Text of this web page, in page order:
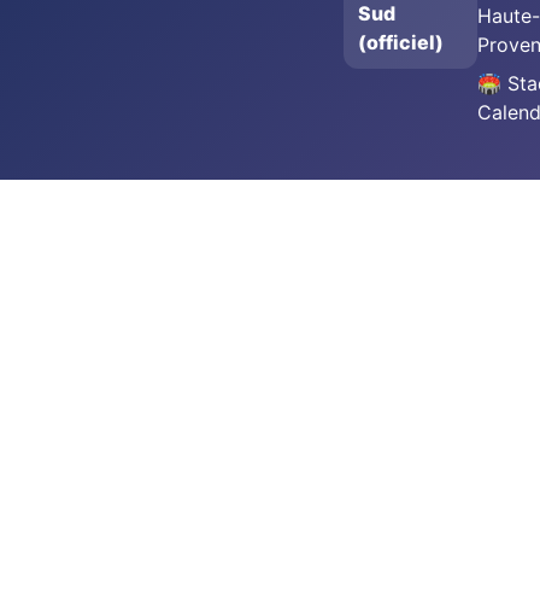
Sud
(officiel)
Haute-
🏟️